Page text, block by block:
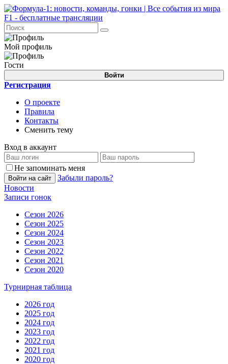
Мой профиль
Гости
Войти
Регистрация
О проекте
Правила
Контакты
Сменить тему
Вход в аккаунт
Не запоминать меня
Войти на сайт
Забыли пароль?
Новости
Записи гонок
Сезон 2026
Сезон 2025
Сезон 2024
Сезон 2023
Сезон 2022
Сезон 2021
Сезон 2020
Турнирная таблица
2026 год
2025 год
2024 год
2023 год
2022 год
2021 год
2020 год